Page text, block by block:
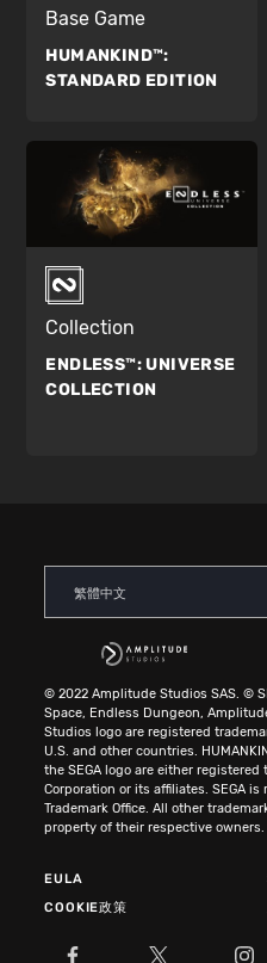
Base Game
HUMANKIND™:
STANDARD EDITION
Collection
ENDLESS™: UNIVERSE
COLLECTION
繁體中文
© 2022 Amplitude Studios SAS. ©
Space, Endless Dungeon,
Studios logo are registered
U.S. and other countries.
the SEGA logo are either
Corporation or its affiliates. SEGA
Trademark Office. All other
property of their respective owners.
EULA
COOKIE政策